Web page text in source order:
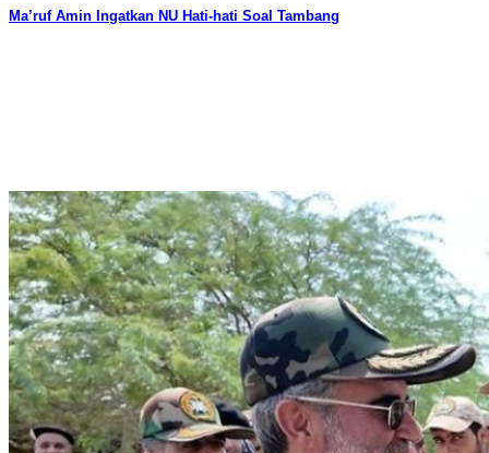
Ma’ruf Amin Ingatkan NU Hati-hati Soal Tambang